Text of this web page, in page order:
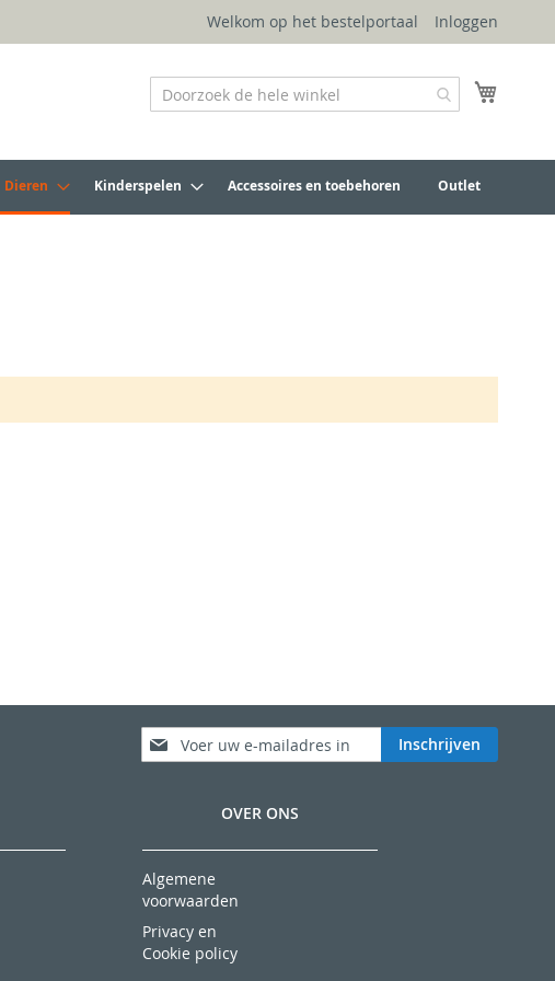
Welkom op het bestelportaal Inloggen
Dieren Kinderspelen Accessoires en toebehoren Outlet
Abonneer
u
nieuwsbrief
Inschrijven
OVER ONS
Algemene
voorwaarden
Privacy en
Cookie policy